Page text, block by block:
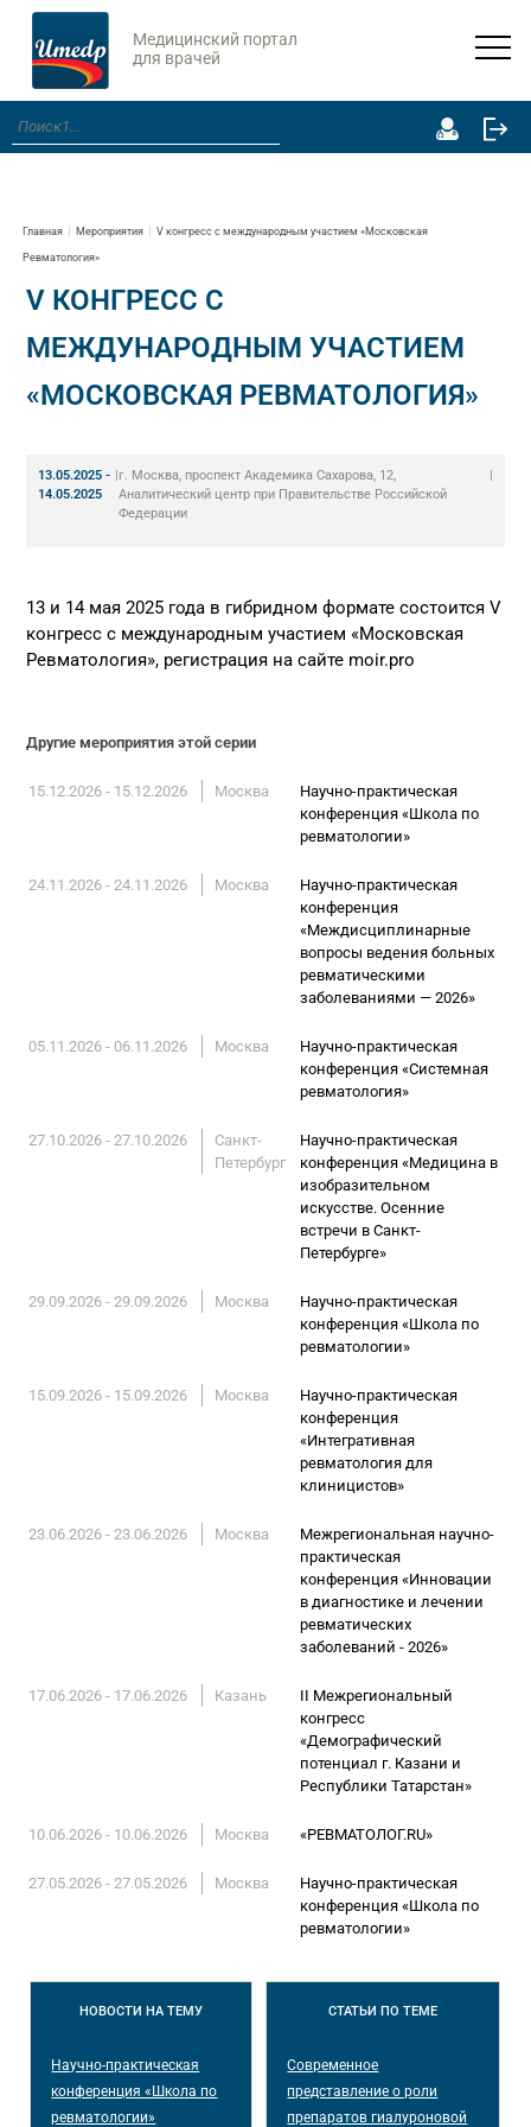
Медицинский портал
для врачей
Главная Мероприятия V конгресс с международным участием «Московская
Ревматология»
V КОНГРЕСС С
МЕЖДУНАРОДНЫМ УЧАСТИЕМ
«МОСКОВСКАЯ РЕВМАТОЛОГИЯ»
13.05.2025 -
14.05.2025
|г. Москва, проспект Академика Сахарова, 12,
Аналитический центр при Правительстве Российской
Федерации
|
13 и 14 мая 2025 года в гибридном формате состоится V
конгресс с международным участием «Московская
Ревматология», регистрация на сайте moir.pro
Другие мероприятия этой серии
15.12.2026 - 15.12.2026 Москва
Научно-практическая
конференция «Школа по
ревматологии»
24.11.2026 - 24.11.2026 Москва
Научно-практическая
конференция
«Междисциплинарные
вопросы ведения больных
ревматическими
заболеваниями — 2026»
05.11.2026 - 06.11.2026 Москва
Научно-практическая
конференция «Системная
ревматология»
27.10.2026 - 27.10.2026
Санкт-
Петербург
Научно-практическая
конференция «Медицина в
изобразительном
искусстве. Осенние
встречи в Санкт-
Петербурге»
29.09.2026 - 29.09.2026 Москва
Научно-практическая
конференция «Школа по
ревматологии»
15.09.2026 - 15.09.2026 Москва
Научно-практическая
конференция
«Интегративная
ревматология для
клиницистов»
23.06.2026 - 23.06.2026 Москва
Межрегиональная научно-
практическая
конференция «Инновации
в диагностике и лечении
ревматических
заболеваний - 2026»
17.06.2026 - 17.06.2026 Казань
II Межрегиональный
конгресс
«Демографический
потенциал г. Казани и
Республики Татарстан»
10.06.2026 - 10.06.2026 Москва «РЕВМАТОЛОГ.RU»
27.05.2026 - 27.05.2026 Москва
Научно-практическая
конференция «Школа по
ревматологии»
НОВОСТИНА ТЕМУ
Научно-практическая
конференция «Школа по
ревматологии»
СТАТЬИПО ТЕМЕ
Современное
представление о роли
препаратов гиалуроновой